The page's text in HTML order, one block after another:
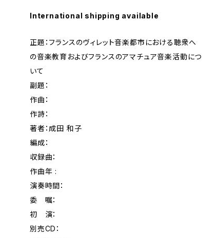
International shipping available
正題：フランスのヴィレット音楽都市における聴衆へ
の音楽教育およびフランスのアマチュア音楽活動につ
いて
副題：
作曲：
作詩：
著者：成田 和子
編成：
収録曲：
作曲年 :
演奏時間：
委 嘱：
初 演：
別売CD：